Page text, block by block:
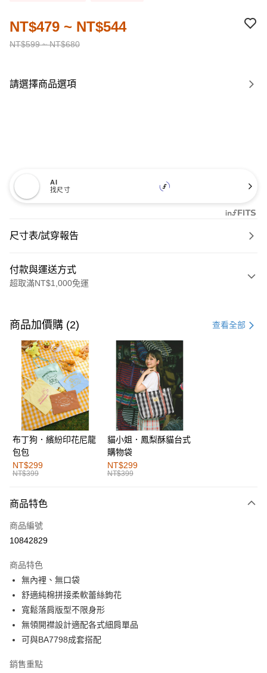
NT$599 ~ NT$680
NT$479 ~ NT$544
請選擇商品選項
AI
找尺寸
尺寸表/試穿報告
付款與運送方式
超取滿NT$1,000免運
信用卡一次付款
購物金
超商取貨付款
LINE Pay
街口支付
運送方式
全家取貨付款
每筆NT$60，滿NT$1,000(含以上)免運費
付款後全家取貨
萊爾富取貨付款
付款後萊爾富取貨
每筆NT$60，滿NT$1,000(含以上)免運費
7-11取貨付款
每筆NT$60，滿NT$1,000(含以上)免運費
每筆NT$60，滿NT$1,000(含以上)免運費
商品加價購 (2) 查看全部
布丁狗．繽紛印花尼龍
包包
NT$299
NT$399
貓小姐．鳳梨酥貓台式
購物袋
NT$299
NT$399
商品特色
商品編號
10842829
商品特色
無內裡、無口袋
舒適純棉拼接柔軟蕾絲鉤花
寬鬆落肩版型不限身形
無領開襟設計適配各式細肩單品
可與BA7798成套搭配
銷售重點